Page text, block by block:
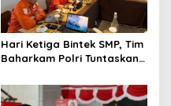
Hari Ketiga Bintek SMP, Tim
Baharkam Polri Tuntaskan
Pengamanan Pertamina
Patra Niaga Jabar